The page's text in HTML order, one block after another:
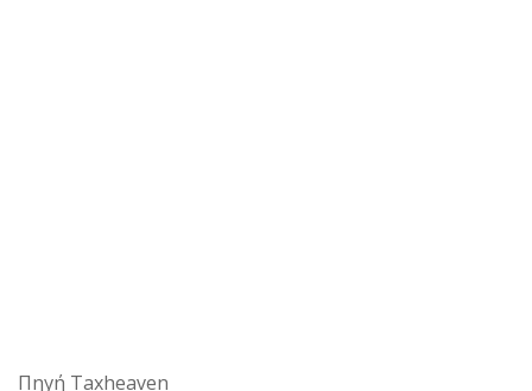
Πηγή Taxheaven